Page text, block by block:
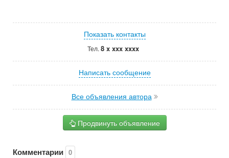
Показать контакты
Тел. 8 x xxx xxxx
Написать сообщение
Все объявления автора
Продвинуть объявление
Комментарии 0